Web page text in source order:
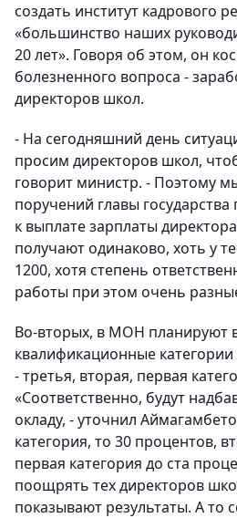
создать институт кадрового
«большинство наших
20 лет». Говоря об этом, он
болезненного вопроса -
директоров школ.
- На сегодняшний день
просим директоров школ,
говорит министр. - Поэтому
поручений главы
к выплате зарплаты
получают одинаково, хоть у
1200, хотя степень
работы при этом очень
Во-вторых, в МОН планируют
квалификационные
- третья, вторая, первая
«Соответственно, будут
окладу, - уточнил
категория, то 30 процентов,
первая категория до ста
поощрять тех директоров
показывают результаты. А то